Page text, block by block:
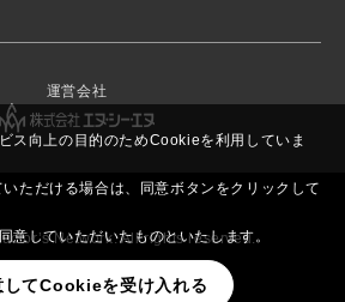
ス向上の目的のためCookieを利用していま
ただける場合は、同意ボタンをクリックして
意していただいたものといたします。
してCookieを受け入れる
運営会社
Network. All rights reserved.